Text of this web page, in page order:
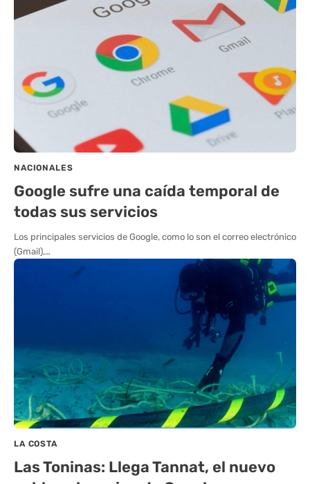
NACIONALES
Google sufre una caída temporal de
todas sus servicios
Los principales servicios de Google, como lo son el correo electrónico
(Gmail),…
LA COSTA
Las Toninas: Llega Tannat, el nuevo